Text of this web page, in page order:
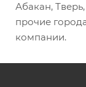
Абакан,
прочие
компании.